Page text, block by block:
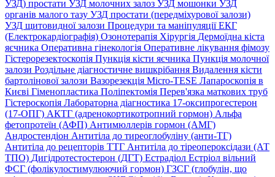
УЗД) простати УЗД молочних залоз УЗД мошонки УЗД
органів малого тазу УЗД простати (передміхурової залози)
УЗД щитовидної залози Процедури та маніпуляціїЕКГ
(Електрокардіографія) Озонотерапія Хірургія Дермоїдна кіста
яєчника Оперативна гінекологія Оперативне лікування фімозу
Гістерорезектоскопія Пункція кісти яєчника Пункція молочної
залози Роздільне діагностичне вишкрібання Видалення кісти
бартолінової залози Вазорезекція Micro-TESE Лапароскопія в
Києві Гіменопластика Поліпектомія Перев'язка маткових труб
Гістероскопія Лабораторна діагностика 17-оксипрогестерон
(17-ОПГ) АКТГ (адренокортикотропний гормон) Альфа
фетопротеїн (АФП) Антимюллерів гормон (АМГ)
Андростендіон Антитіла до тиреоглобуліну (анти-ТГ)
Антитіла до рецепторів ТТГ Антитіла до тіреопероксідази (АТ
ТПО) Дигідротестостерон (ДГТ) Естрадіол Естріол вільний
ФСГ (фолікулостимулюючий гормон) ГЗСГ (глобулін, що